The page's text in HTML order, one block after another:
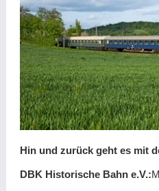
Hin und zurück geht es mit
DBK Historische Bahn e.V.: